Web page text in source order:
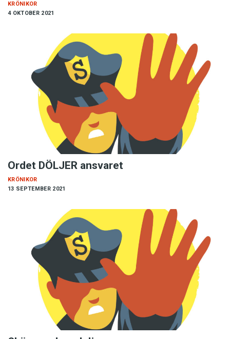
4 OKTOBER 2021
KRÖNIKOR
Ordet DÖLJER ansvaret
13 SEPTEMBER 2021
KRÖNIKOR